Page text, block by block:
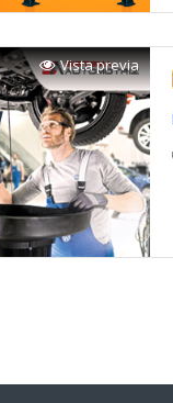
Vista previa